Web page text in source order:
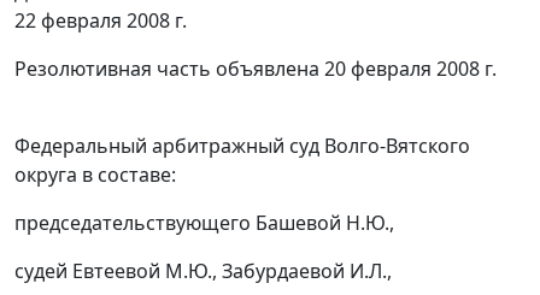
22 февраля 2008 г.
Резолютивная часть объявлена 20 февраля 2008 г.
Федеральный арбитражный суд Волго-Вятского
округа в составе:
председательствующего Башевой Н.Ю.,
судей Евтеевой М.Ю., Забурдаевой И.Л.,